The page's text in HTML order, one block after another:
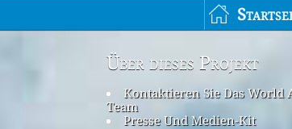
Über dieses Projekt
Kontaktieren Sie Das World
Team
Presse Und Medien-Kit